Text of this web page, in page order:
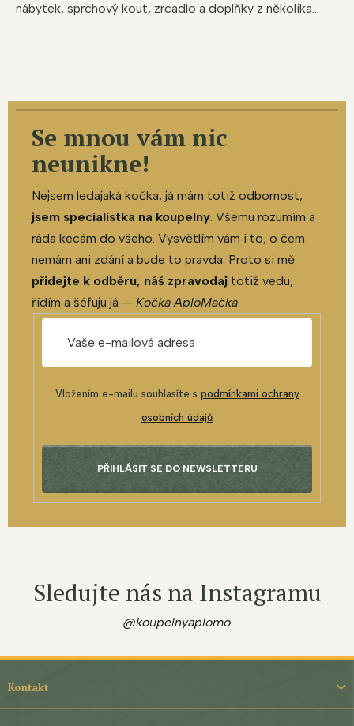
nábytek, sprchový kout, zrcadlo a doplňky z několika...
Se mnou vám nic
neunikne!
Nejsem ledajaká kočka, já mám totiž odbornost,
jsem specialistka na koupelny. Všemu rozumím a
ráda kecám do všeho. Vysvětlím vám i to, o čem
nemám ani zdání a bude to pravda. Proto si mě
přidejte k odběru, náš zpravodaj totiž vedu,
řídím a šéfuju já — Kočka AploMačka
Vložením e-mailu souhlasíte s podmínkami ochrany
osobních údajů
PŘIHLÁSIT SE DO NEWSLETTERU
Sledujte nás na Instagramu
@koupelnyaplomo
Z
Kontakt